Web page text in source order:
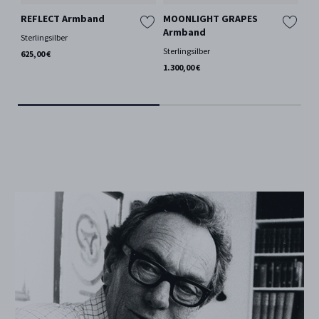
REFLECT Armband
Sterlingsilber
625,00 €
MOONLIGHT GRAPES
Armband
Sterlingsilber
1.300,00 €